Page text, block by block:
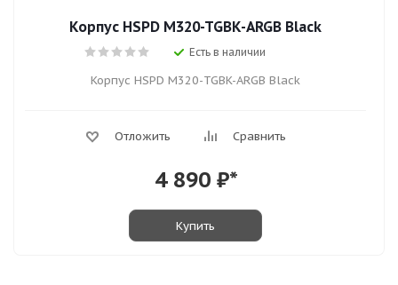
Корпус HSPD M320-TGBK-ARGB Black
Есть в наличии
Корпус HSPD M320-TGBK-ARGB Black
Отложить Сравнить
4 890₽*
Купить